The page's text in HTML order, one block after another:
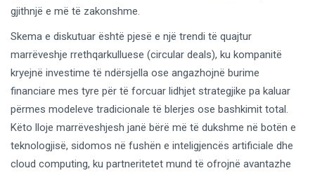
gjithnjë e më të zakonshme.
Skema e diskutuar është pjesë e një trendi të quajtur
marrëveshje rrethqarkulluese (circular deals), ku kompanitë
kryejnë investime të ndërsjella ose angazhojnë burime
financiare mes tyre për të forcuar lidhjet strategjike pa kaluar
përmes modeleve tradicionale të blerjes ose bashkimit total.
Këto lloje marrëveshjesh janë bërë më të dukshme në botën e
teknologjisë, sidomos në fushën e inteligjencës artificiale dhe
cloud computing, ku partneritetet mund të ofrojnë avantazhe